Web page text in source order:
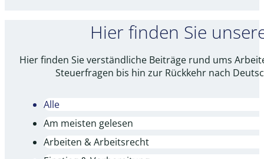
Hier finden Sie
Hier finden Sie verständliche Beiträge rund ums
Steuerfragen bis hin zur Rückkehr nach
Alle
Am meisten gelesen
Arbeiten & Arbeitsrecht